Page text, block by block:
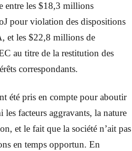
entre les $18,3 millions
pour violation des dispositions
et les $22,8 millions de
au titre de la restitution des
correspondants.
été pris en compte pour aboutir
les facteurs aggravants, la nature
et le fait que la société n’ait pas
en temps opportun. En